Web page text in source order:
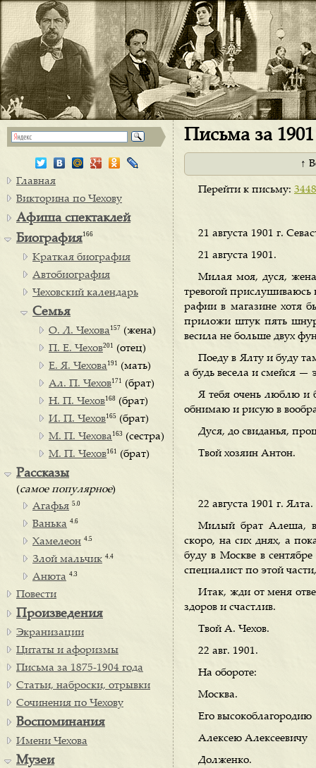
Письма за
↑
Перейти к письму: 3448
21 августа 1901 г.
21 августа 1901.
Милая моя, дуся,
тревогой
рафии в магазине хотя
приложи штук пять
весила не больше двух
Поеду в Ялту и буду
а будь весела и смейся —
Я тебя очень люблю и
обнимаю и рисую в
Дуся, до свиданья,
Твой хозяин Антон.
22 августа 1901 г. Ялта.
Милый брат Алеша,
скоро, на сих днях, а
буду в Москве в
специалист по этой
Итак, жди от меня
здоров и счастлив.
Твой А. Чехов.
22 авг. 1901.
На обороте:
Москва.
Его высокоблагородию
Алексею Алексеевичу
Долженко.
Главная
Викторина по Чехову
Афиша спектаклей
Биография166
Краткая биография
Автобиография
Чеховский календарь
Семья
О. Л. Чехова 157 (жена)
П. Е. Чехов201 (отец)
Е. Я. Чехова 191 (мать)
Ал. П. Чехов171 (брат)
Н. П. Чехов168 (брат)
И. П. Чехов165 (брат)
М. П. Чехова 163 (сестра)
М. П. Чехов161 (брат)
Рассказы
(самое популярное)
Агафья 5.0
Ванька 4.6
Хамелеон 4.5
Злой мальчик 4.4
Анюта 4.3
Повести
Произведения
Экранизации
Цитаты и афоризмы
Письма за 1875-1904 года
Статьи, наброски, отрывки
Сочинения по Чехову
Воспоминания
Имени Чехова
Музеи